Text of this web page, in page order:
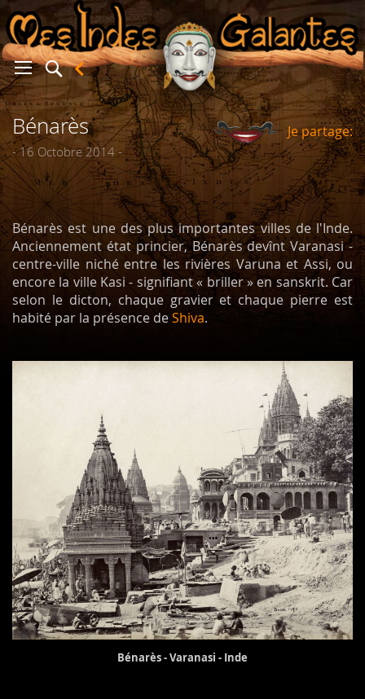
Bénarès
- 16 Octobre 2014 -
Je partage:
Bénarès est une des plus importantes villes de l'Inde.
Anciennement état princier, Bénarès devînt Varanasi -
centre-ville niché entre les rivières Varuna et Assi, ou
encore la ville Kasi - signifiant « briller » en sanskrit. Car
selon le dicton, chaque gravier et chaque pierre est
habité par la présence deShiva.
Bénarès - Varanasi - Inde